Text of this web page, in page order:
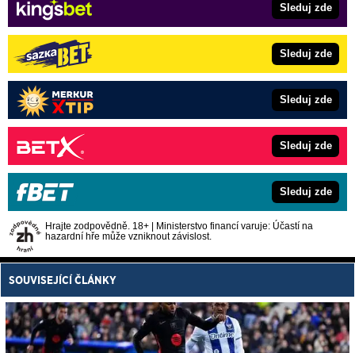
Sleduj zde
Sleduj zde
Sleduj zde
Sleduj zde
Sleduj zde
Hrajte zodpovědně. 18+ | Ministerstvo financí varuje: Účastí na
hazardní hře může vzniknout závislost.
SOUVISEJÍCÍ ČLÁNKY